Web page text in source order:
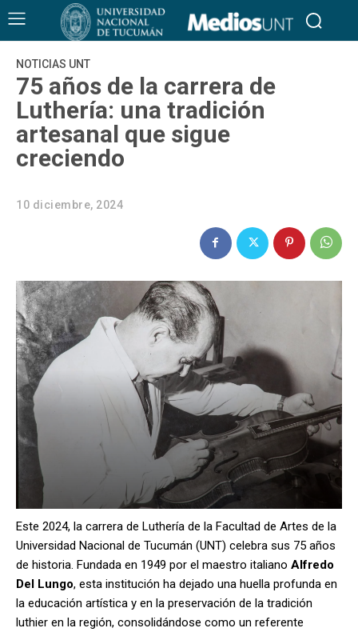
NOTICIAS UNT
75 años de la carrera de
Luthería: una tradición
artesanal que sigue
creciendo
10 diciembre, 2024
Este 2024, la carrera de Luthería de la Facultad de Artes de la
Universidad Nacional de Tucumán (UNT) celebra sus 75 años
de historia. Fundada en 1949 por el maestro italiano Alfredo
Del Lungo, esta institución ha dejado una huella profunda en
la educación artística y en la preservación de la tradición
luthier en la región, consolidándose como un referente